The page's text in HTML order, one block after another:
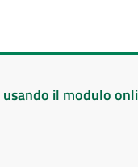
usando il modulo